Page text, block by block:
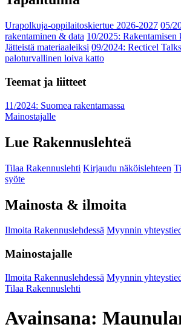
Urapolkuja-oppilaitoskiertue 2026-2027 05/
rakentaminen & data 10/2025: Rakentamisen
Jätteistä materiaaleiksi 09/2024: Recticel
paloturvallinen loiva katto
Teemat ja liitteet
11/2024: Suomea rakentamassa
Mainostajalle
Lue Rakennuslehteä
Tilaa Rakennuslehti Kirjaudu näköislehteen
syöte
Mainosta & ilmoita
Ilmoita Rakennuslehdessä Myynnin
Mainostajalle
Ilmoita Rakennuslehdessä Myynnin
Tilaa Rakennuslehti
Avainsana: